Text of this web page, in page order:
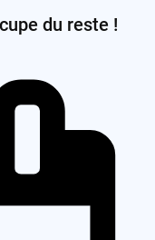
du reste !